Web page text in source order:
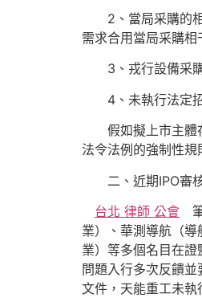
2、當局采購的相
需求合用當局采購相
3、戎行設備采購
4、未執行法定招
假如擬上市主體存
法令法例的強制性規
二、近期IPO審核
台北 律師 公會
業）、華測導航（
業）等多個名目在
問題入行多次反饋
文件，天能重工未執